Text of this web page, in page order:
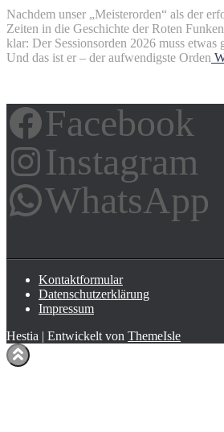
Nachdem unser „Meisterorden“ als der
Zeiten in die Geschichte der Roten
klar: Der Sessionsorden 2026 muss etwas
Und das ist er – der aufwendigste Orden
Facebook
Instagram
WhatsApp
Kontaktformular
Datenschutzerklärung
Impressum
Hestia | Entwickelt von ThemeIsle